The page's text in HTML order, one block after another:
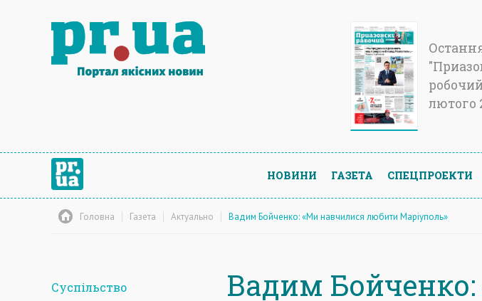
лютого
НОВИНИ ГАЗЕТА СПЕЦПРОЕКТИ
Головна Газета Актуально Вадим Бойченко: «Ми навчилися любити Маріуполь»
Суспільство
Вадим